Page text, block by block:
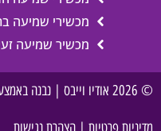
מכשירי שמיעה
מכשיר שמיעה
© 2026 אודיו וייבס | נבנה באמצעות maximum creative & digital